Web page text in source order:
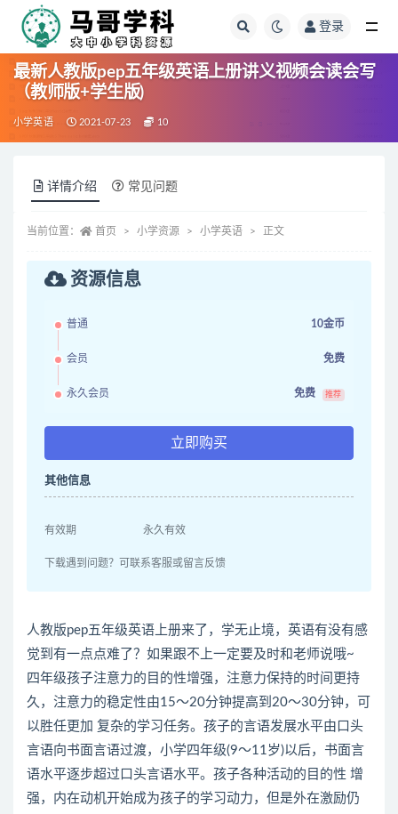
登录
最新人教版pep五年级英语上册讲义视频会读会写
（教师版+学生版)
小学英语 2021-07-23 10
详情介绍 常见问题
当前位置： 首页 小学资源 小学英语 正文
资源信息
普通 10金币
会员 免费
永久会员 免费 推荐
立即购买
其他信息
有效期 永久有效
下载遇到问题？可联系客服或留言反馈
人教版pep五年级英语上册来了，学无止境，英语有没有感
觉到有一点点难了？如果跟不上一定要及时和老师说哦~
四年级孩子注意力的目的性增强，注意力保持的时间更持
久，注意力的稳定性由15～20分钟提高到20～30分钟，可
以胜任更加 复杂的学习任务。孩子的言语发展水平由口头
言语向书面言语过渡，小学四年级(9～11岁)以后，书面言
语水平逐步超过口头言语水平。孩子各种活动的目的性 增
强，内在动机开始成为孩子的学习动力，但是外在激励仍
全部